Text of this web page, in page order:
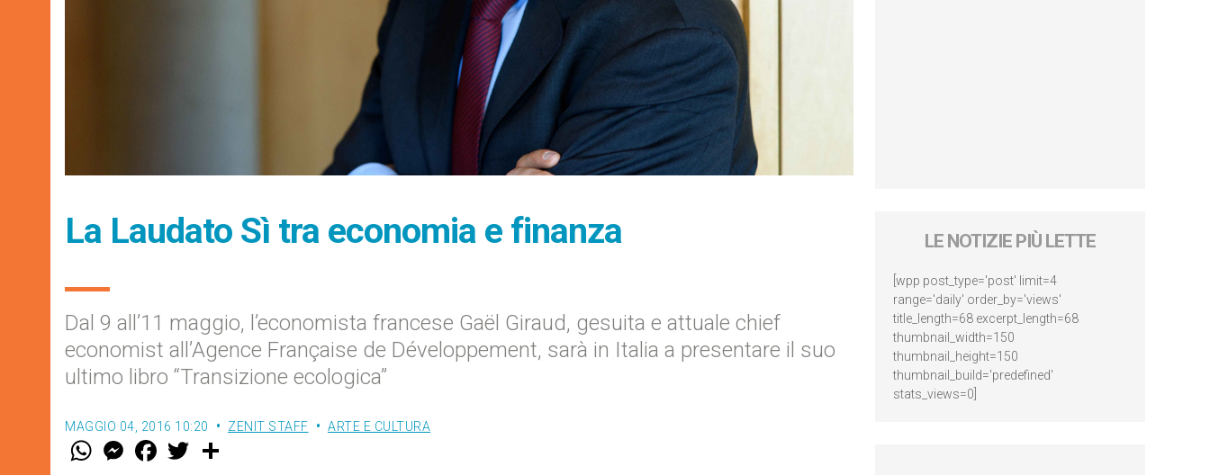
La Laudato Sì tra economia e finanza
Dal 9 all’11 maggio, l’economista francese Gaël Giraud, gesuita e attuale chief
economist all’Agence Française de Développement, sarà in Italia a presentare il suo
ultimo libro “Transizione ecologica”
MAGGIO 04, 2016 10:20 ZENIT STAFF ARTE E CULTURA
W M
e
F
a w
LE NOTIZIE PIÙ LETTE
[wpp post_type='post' limit=4
range='daily' order_by='views'
title_length=68 excerpt_length=68
thumbnail_width=150
thumbnail_height=150
thumbnail_build='predefined'
stats_views=0]